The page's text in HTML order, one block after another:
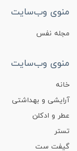
منوی وب‌سایت
مجله نفس
منوی وب‌سایت
خانه
آرایشی و بهداشتی
عطر و ادکلن
تستر
گیفت ست